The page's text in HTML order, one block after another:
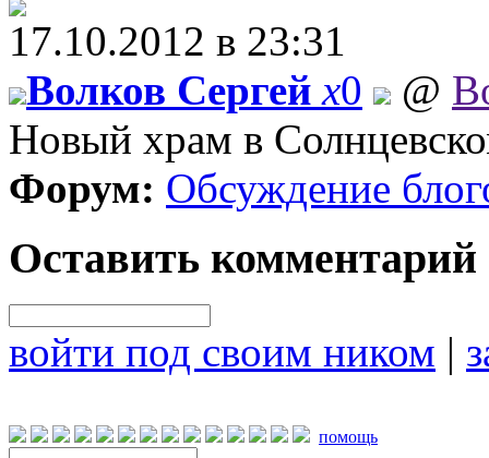
17.10.2012 в 23:31
Волков Сергей x0 @
Новый храм в
Форум: Обсуждение
Оставить комментарий
войти под своим ником |
помощь